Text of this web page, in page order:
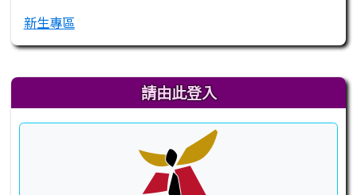
新生專區
右邊區域內容 請由此登入